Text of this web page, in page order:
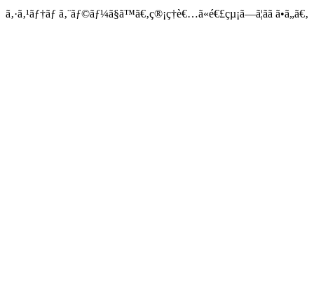
ã‚·ã‚¹ãƒ†ãƒ ã‚¨ãƒ©ãƒ¼ã§ã™ã€‚ç®¡ç†è€…ã«é€£çµ¡ã—ã¦ãã ã•ã„ã€‚